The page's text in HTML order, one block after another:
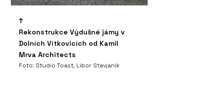
Rekonstrukce Výdušné jámy v
Dolních Vítkovicích od Kamil
Mrva Architects
Foto: Studio Toast, Libor Stavjaník